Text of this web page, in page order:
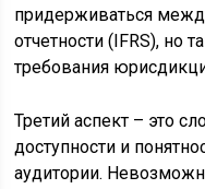
придерживаться
отчетности (IFRS), но
требования
Третий аспект – это
доступности и
аудитории.